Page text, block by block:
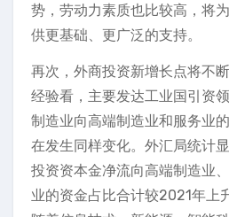
势，劳动力素质也比较高，将
供更基础、更广泛的支持。
再次，外商投资新增长点将不
经验看，主要发达工业国引资
制造业向高端制造业和服务业
在发生同样变化。外汇局统计
投资资本金净流向高端制造业
业的资金占比合计较2021年上